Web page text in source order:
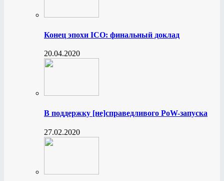
Конец эпохи ICO: финальный доклад
20.04.2020
В поддержку [не]справедливого PoW-запуска
27.02.2020